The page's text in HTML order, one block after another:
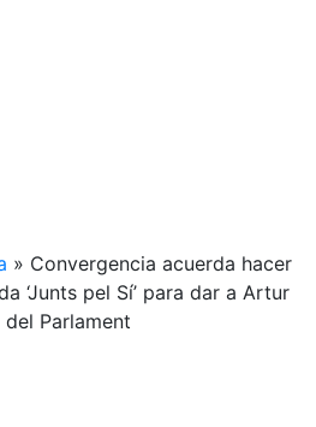
» Convergencia acuerda hacer
‘Junts pel Sí’ para dar a Artur
Parlament